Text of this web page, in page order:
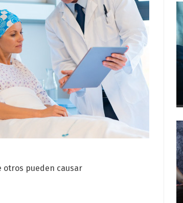
otros pueden causar